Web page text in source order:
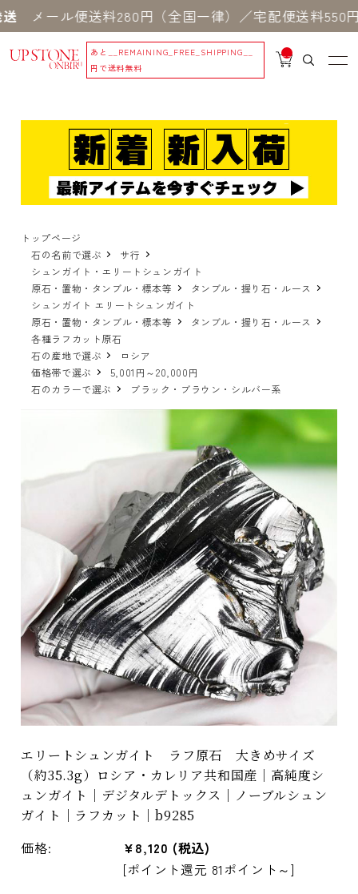
ル便送料280円（全国一律）／宅配便送料550円 ※
あと
__REMAINING_FREE_SHIPPING__
円で送料無料
__
IT
_
トップページ
石の名前で選ぶ
サ行
シュンガイト・エリートシュンガイト
原石・置物・タンブル・標本等
タンブル・握り石・ルース
シュンガイト エリートシュンガイト
原石・置物・タンブル・標本等
タンブル・握り石・ルース
各種ラフカット原石
石の産地で選ぶ
ロシア
価格帯で選ぶ
5,001円～20,000円
石のカラーで選ぶ
ブラック・ブラウン・シルバー系
エリートシュンガイト ラフ原石 大きめサイズ
（約35.3g）ロシア・カレリア共和国産｜高純度シ
ュンガイト｜デジタルデトックス｜ノーブルシュン
ガイト｜ラフカット｜b9285
価格: ¥8,120 (税込)
[ポイント還元 81ポイント～]